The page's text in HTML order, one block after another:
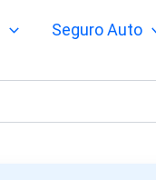
Seguro Auto